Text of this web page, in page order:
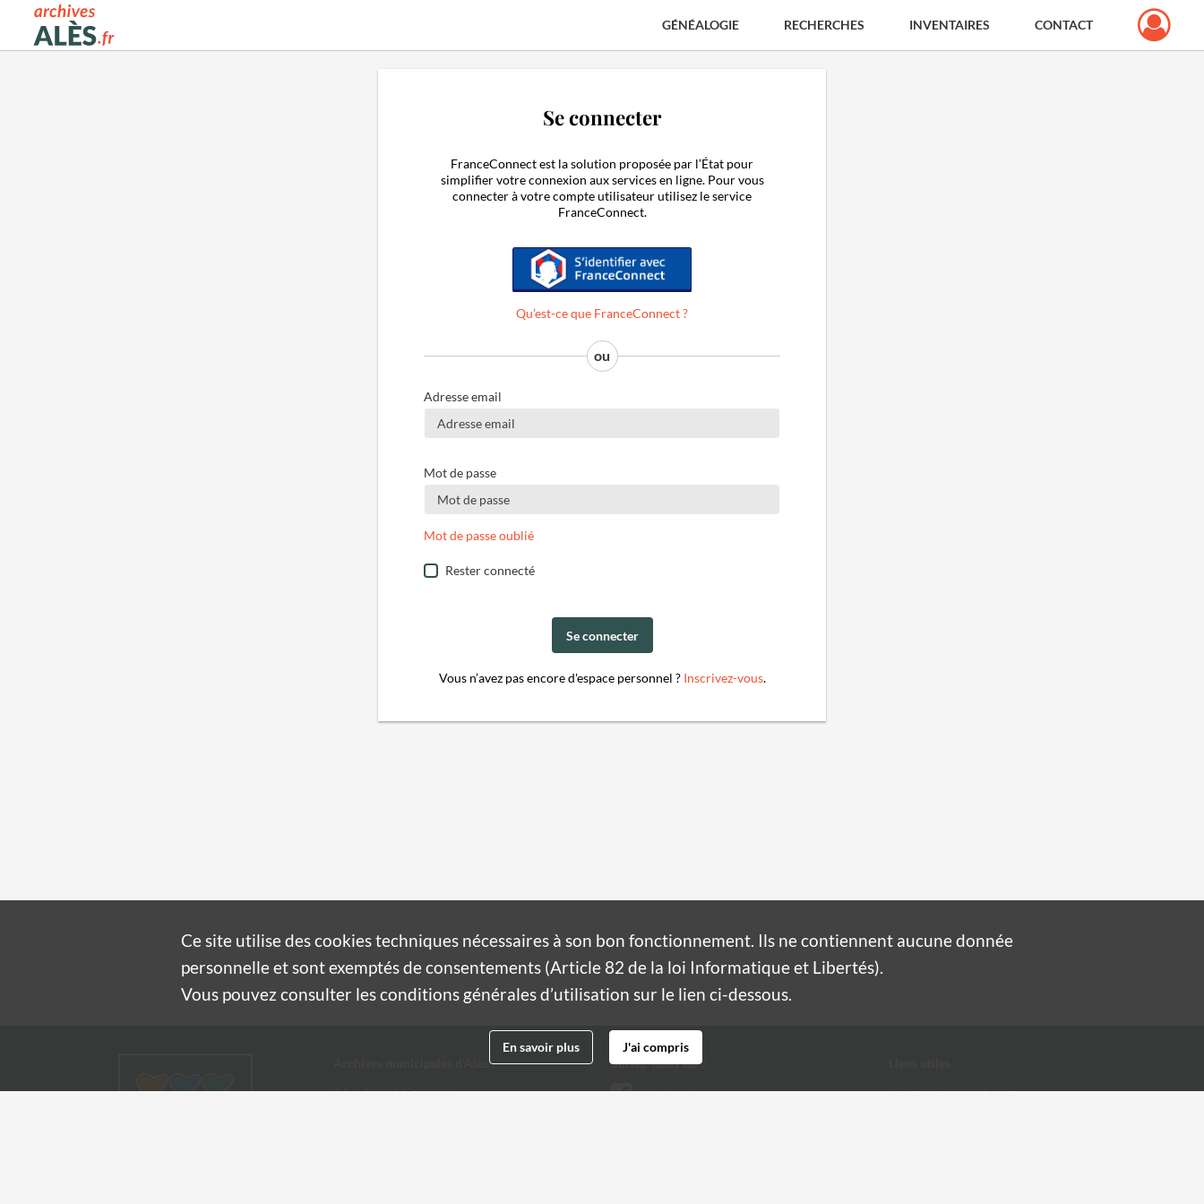
Archives municipales d'Alès GÉNÉALOGIE RECHERCHES INVENTAIRES CONTACT
Se connecter
FranceConnect est la solution proposée par l’État pour
simplifier votre connexion aux services en ligne. Pour vous
connecter à votre compte utilisateur utilisez le service
FranceConnect.
S'identifier avec FranceConnect
Qu’est-ce que FranceConnect ?
Adresse email
Mot de passe
Mot de passe oublié
Rester connecté
Se connecter
Vous n’avez pas encore d'espace personnel ? Inscrivez-vous.
4 boulevard Gambetta
Suivez-nous sur :
Facebook
Informations pratiques
Ce site utilise descookiestechniques nécessaires à son bon fonctionnement. Ils ne contiennent aucune donnée
personnelle et sont exemptés de consentements (Article 82 de la loi Informatique et Libertés).
Vous pouvez consulter les conditions générales d’utilisation sur le lien ci-dessous.
En savoir plus J'ai compris